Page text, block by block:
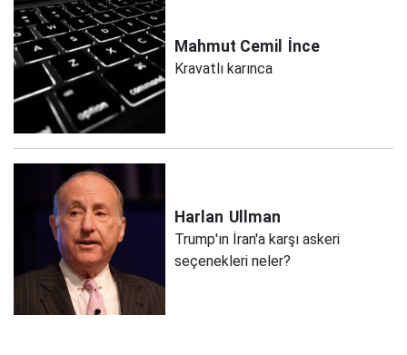
Mahmut Cemil İnce
Kravatlı karınca
Harlan Ullman
Trump'ın İran'a karşı askeri
seçenekleri neler?